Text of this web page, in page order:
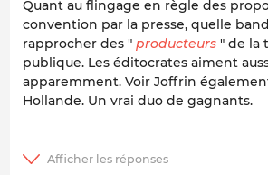
Quant au flingage en règle des
convention par la presse, quelle
rapprocher des " producteurs " de la
publique. Les éditocrates aiment
apparemment. Voir Joffrin
Hollande. Un vrai duo de gagnants.